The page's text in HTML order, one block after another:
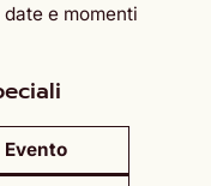
e momenti
Evento